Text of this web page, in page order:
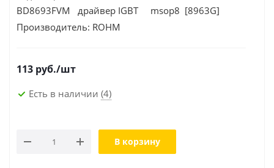
BD8693FVM драйвер IGBT msop8 [8963G]
Производитель: ROHM
113 руб./шт
Есть в наличии (4)
В корзину